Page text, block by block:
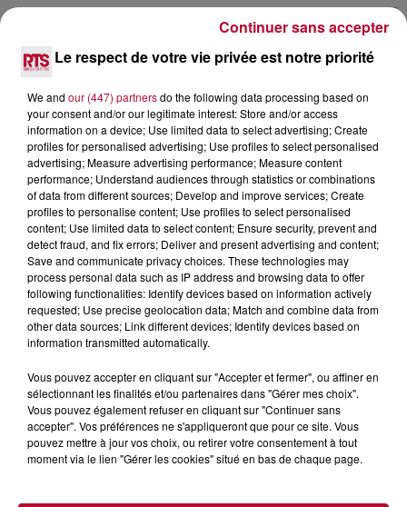
WORLD CLEANUP DAY: PLUSIEURS
CENTAINES DE RASSEMBLEMENTS
PRÉVUS...
Le respect de votre vie privée est notre priorité
We and our (447) partnersdo the following data processing based on
your consent and/or our legitimate interest: Store and/or access
information on a device; Use limited data to select advertising; Create
profiles for personalised advertising; Use profiles to select personalised
advertising; Measure advertising performance; Measure content
performance; Understand audiences through statistics or combinations
of data from different sources; Develop and improve services; Create
profiles to personalise content; Use profiles to select personalised
content; Use limited data to select content; Ensure security, prevent and
detect fraud, and fix errors; Deliver and present advertising and content;
Save and communicate privacy choices. These technologies may
process personal data such as IP address and browsing data to offer
following functionalities: Identify devices based on information actively
requested; Use precise geolocation data; Match and combine data from
other data sources; Link different devices; Identify devices based on
information transmitted automatically.
Vous pouvez accepter en cliquant sur "Accepter et fermer", ou affiner en
sélectionnant les finalités et/ou partenaires dans "Gérer mes choix".
Vous pouvez également refuser en cliquant sur "Continuer sans
accepter". Vos préférences ne s'appliqueront que pour ce site. Vous
pouvez mettre à jour vos choix, ou retirer votre consentement à tout
moment via le lien "Gérer les cookies" situé en bas de chaque page.
Continuer sans accepter